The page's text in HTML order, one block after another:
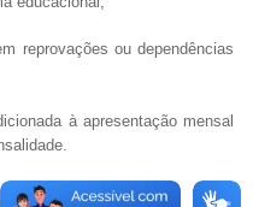
reprovações ou dependências
à apresentação mensal